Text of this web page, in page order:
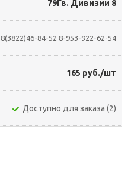
79Гв. Дивизии 8
8(3822)46-84-52 8-953-922-62-54
165 руб./шт
Доступно для заказа (2)